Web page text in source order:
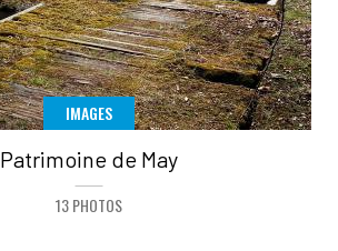
IMAGES
Patrimoine de May
13 PHOTOS